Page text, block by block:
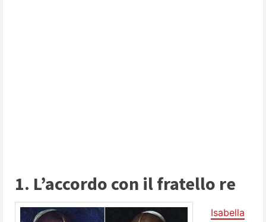
1. L’accordo con il fratello re
Isabella